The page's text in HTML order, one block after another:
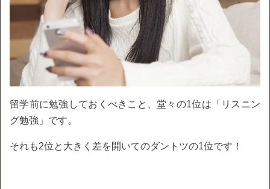
留学前に勉強しておくべきこと、堂々の1位は「リスニン
グ勉強」です。
それも2位と大きく差を開いてのダントツの1位です！